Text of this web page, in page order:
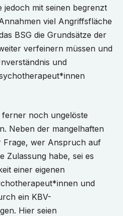
mit seinen begrenzt
viel Angriffsfläche
BSG die Grundsätze der
verfeinern müssen und
und
noch ungelöste
Neben der mangelhaften
Frage, wer Anspruch auf
Zulassung habe, sei es
einer eigenen
und
ein KBV-
Hier seien